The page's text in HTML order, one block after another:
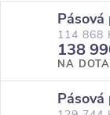
114 868
138
NA